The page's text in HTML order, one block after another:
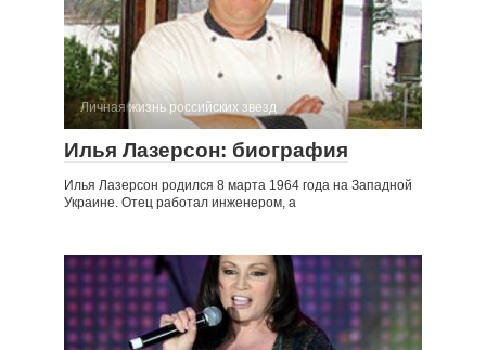
Личная жизнь российских звезд
Илья Лазерсон: биография
Илья Лазерсон родился 8 марта 1964 года на Западной
Украине. Отец работал инженером, а